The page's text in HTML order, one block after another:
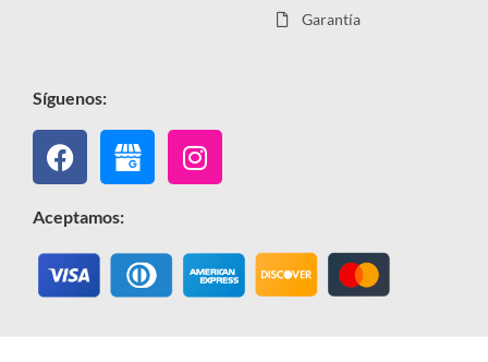
Garantía
Síguenos:
Facebook Instagram
Aceptamos: